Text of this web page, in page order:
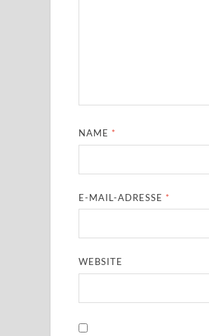
NAME *
E-MAIL-ADRESSE *
WEBSITE